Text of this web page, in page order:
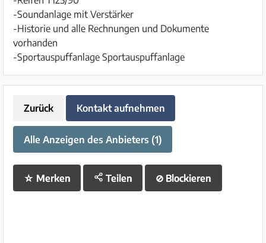
-Soundanlage mit Verstärker
-Historie und alle Rechnungen und Dokumente
vorhanden
-Sportauspuffanlage Sportauspuffanlage
Zurück Kontakt aufnehmen
Alle Anzeigen des Anbieters (1)
☆ Merken Teilen ⊘ Blockieren